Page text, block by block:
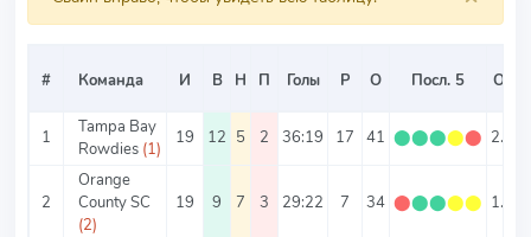
# Команда И В Н П Голы Р О Посл. 5 О/И
1
Tampa Bay
Rowdies (1)
19 12 5 2 36:19 17 41 ⬤⬤⬤⬤⬤ 2.16
2
Orange
County SC
(2)
19 9 7 3 29:22 7 34 ⬤⬤⬤⬤⬤ 1.79